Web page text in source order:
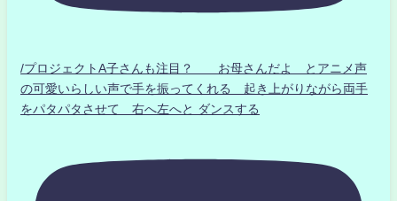
/プロジェクトA子さんも注目？ お母さんだよ とアニメ声
の可愛いらしい声で手を振ってくれる 起き上がりながら両手
をパタパタさせて 右へ左へと ダンスする